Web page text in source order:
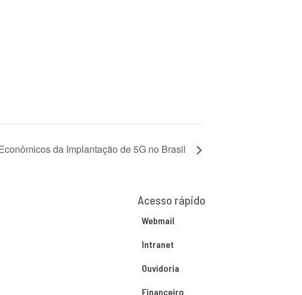
da Implantação de 5G no Brasil
Acesso rápido
Webmail
Intranet
Ouvidoria
Financeiro